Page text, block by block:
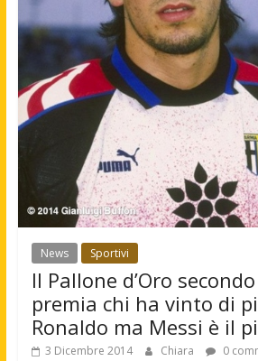
News Sportivi
Il Pallone d’Oro
premia chi ha vinto di
Ronaldo ma Messi è il
3 Dicembre 2014 Chiara 0